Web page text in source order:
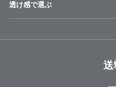
透け感で選ぶ
送